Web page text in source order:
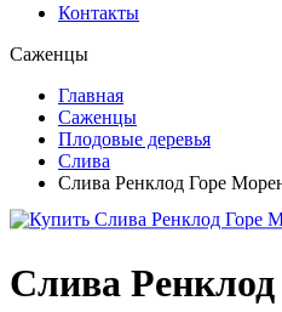
Контакты
Саженцы
Главная
Саженцы
Плодовые деревья
Слива
Слива Ренклод Горе
Слива